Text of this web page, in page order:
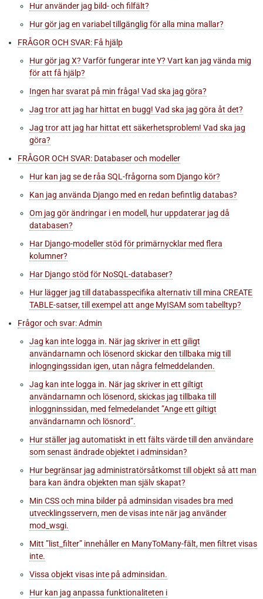
Hur använder jag bild- och filfält?
Hur gör jag en variabel tillgänglig för alla mina mallar?
FRÅGOR OCH SVAR: Få hjälp
Hur gör jag X? Varför fungerar inte Y? Vart kan jag vända mig
för att få hjälp?
Ingen har svarat på min fråga! Vad ska jag göra?
Jag tror att jag har hittat en bugg! Vad ska jag göra åt det?
Jag tror att jag har hittat ett säkerhetsproblem! Vad ska jag
göra?
FRÅGOR OCH SVAR: Databaser och modeller
Hur kan jag se de råa SQL-frågorna som Django kör?
Kan jag använda Django med en redan befintlig databas?
Om jag gör ändringar i en modell, hur uppdaterar jag då
databasen?
Har Django-modeller stöd för primärnycklar med flera
kolumner?
Har Django stöd för NoSQL-databaser?
Hur lägger jag till databasspecifika alternativ till mina CREATE
TABLE-satser, till exempel att ange MyISAM som tabelltyp?
Frågor och svar: Admin
Jag kan inte logga in. När jag skriver in ett giligt
användarnamn och lösenord skickar den tillbaka mig till
inlogngingssidan igen, utan några felmeddelanden.
Jag kan inte logga in. När jag skriver in ett giltigt
användarnamn och lösenord, skickas jag tillbaka till
inloggninssidan, med felmedelandet ”Ange ett giltigt
användarnamn och lösnord”.
Hur ställer jag automatiskt in ett fälts värde till den användare
som senast ändrade objektet i adminsidan?
Hur begränsar jag administratörsåtkomst till objekt så att man
bara kan ändra objekten man själv skapat?
Min CSS och mina bilder på adminsidan visades bra med
utvecklingsservern, men de visas inte när jag använder
mod_wsgi.
Mitt ”list_filter” innehåller en ManyToMany-fält, men filtret visas
inte.
Vissa objekt visas inte på adminsidan.
Hur kan jag anpassa funktionaliteten i